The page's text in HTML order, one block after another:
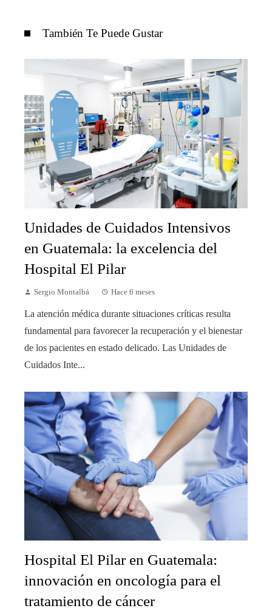
También Te Puede Gustar
Unidades de Cuidados Intensivos
en Guatemala: la excelencia del
Hospital El Pilar
Sergio Montalbá Hace 6 meses
La atención médica durante situaciones críticas resulta
fundamental para favorecer la recuperación y el bienestar
de los pacientes en estado delicado. Las Unidades de
Cuidados Inte...
Hospital El Pilar en Guatemala:
innovación en oncología para el
tratamiento de cáncer